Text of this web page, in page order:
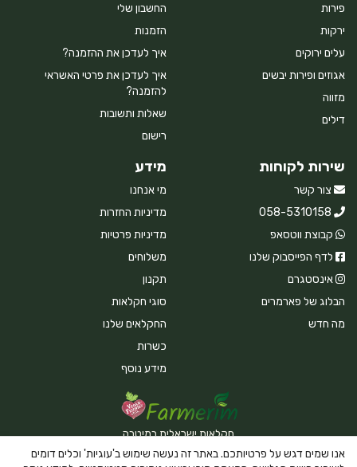
פירות
ירקות
עלים ירוקים
אגוזים ופירות יבשים
מזווה
דילים
החשבון שלי
הזמנות
איך לעדכן את ההזמנה?
איך לעדכן את פרטי האשראי
להזמנה?
שאלות ותשובות
רישום
שירות לקוחות
צור קשר
058-5310158
קבוצת ווטסאפ
לדף הפייסבוק שלנו
אינסטגרם
הבלוג של פארמרים
מה חדש
מידע
מי אנחנו
מדיניות החזרות
מדיניות פרטיות
משלוחים
תקנון
סוגי חקלאות
החקלאים שלנו
כשרות
מידע נוסף
חקלאות ישראלית במיטבה
אנו שמים דגש על פרטיותכם. באתר זה נעשה שימוש ב'עוגיות' וכלים דומים